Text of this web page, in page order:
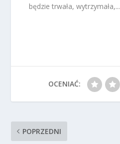
będzie trwała, wytrzymała,...
OCENIAĆ:
POPRZEDNI